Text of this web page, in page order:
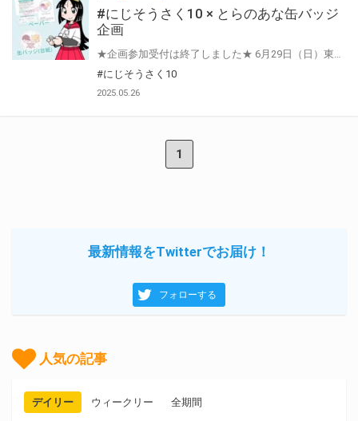
#にじそうさく10 × とらのあな缶バッジ
企画
#にじそうさく10
2025.05.26
1
最新情報をTwitterでお届け！
フォローする
人気の記事
デイリー ウィークリー 全期間